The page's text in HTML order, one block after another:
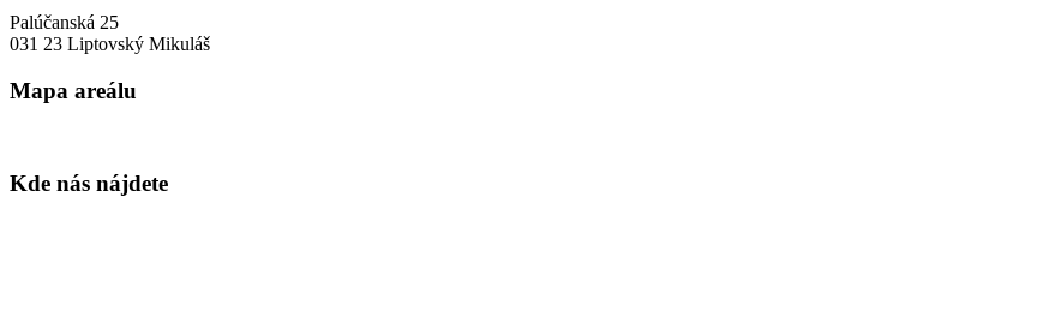
Palúčanská 25
031 23 Liptovský Mikuláš
Mapa areálu
Kde nás nájdete